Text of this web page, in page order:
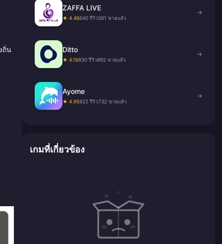
ถิ่น
ZAFFA LIVE
★ 4.46640 รีวิว561 ขายแล้ว
→
Ditto
★ 4.16830 รีวิว692 ขายแล้ว
→
Ayome
★ 4.95822 รีวิว732 ขายแล้ว
→
เกมที่เกี่ยวข้อง